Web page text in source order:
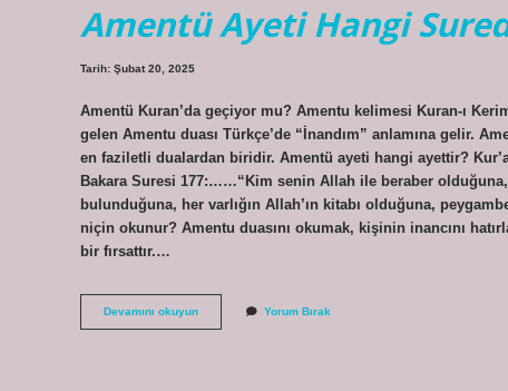
Amentü Ayeti Hangi
Tarih: Şubat 20, 2025
Amentü Kuran’da geçiyor mu? Amentu kelimesi Kuran-ı
gelen Amentu duası Türkçe’de “İnandım” anlamına gelir.
en faziletli dualardan biridir. Amentü ayeti hangi ayettir?
Bakara Suresi 177:……“Kim senin Allah ile beraber
bulunduğuna, her varlığın Allah’ın kitabı olduğuna,
niçin okunur? Amentu duasını okumak, kişinin inancını
bir fırsattır.…
Devamını okuyunAmentü
Ayeti
Yorum Bırak